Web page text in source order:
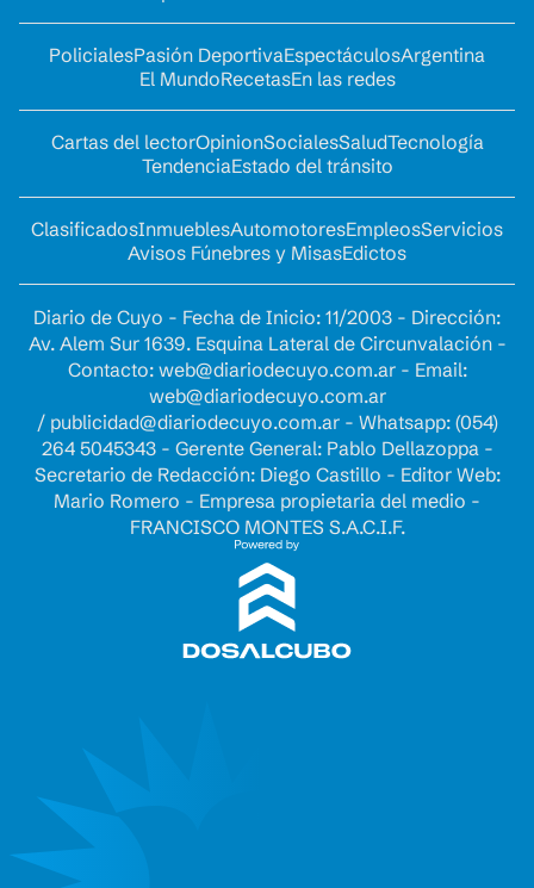
PolicialesPasión DeportivaEspectáculosArgentina
El MundoRecetasEn las redes
Cartas del lectorOpinionSocialesSaludTecnología
TendenciaEstado del tránsito
ClasificadosInmueblesAutomotoresEmpleosServicios
Avisos Fúnebres y MisasEdictos
Diario de Cuyo - Fecha de Inicio: 11/2003 - Dirección:
Av. Alem Sur 1639. Esquina Lateral de Circunvalación -
Contacto: web@diariodecuyo.com.ar- Email:
web@diariodecuyo.com.ar
/ publicidad@diariodecuyo.com.ar- Whatsapp: (054)
264 5045343 - Gerente General: Pablo Dellazoppa -
Secretario de Redacción: Diego Castillo - Editor Web:
Mario Romero - Empresa propietaria del medio -
FRANCISCO MONTES S.A.C.I.F.